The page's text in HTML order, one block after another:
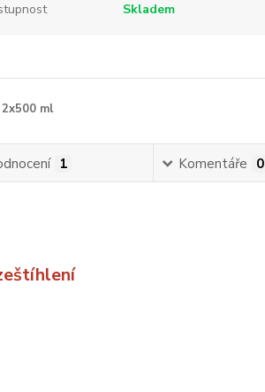
Skladem
2x500 ml
1 Komentáře 0